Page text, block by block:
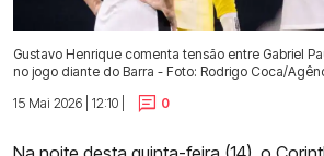
Gustavo Henrique comenta tensão entre Gabriel
no jogo diante do Barra - Foto: Rodrigo Coca/
15 Mai 2026 | 12:10 |
0